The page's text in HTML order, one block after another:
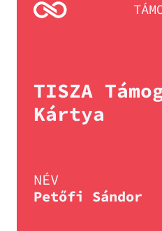
TISZA
Kártya
NÉV
Petőfi Sándor